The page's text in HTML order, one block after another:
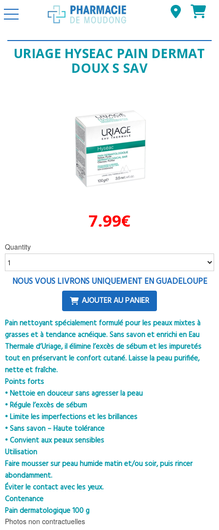
Basculer la navigation
URIAGE HYSEAC PAIN DERMAT
DOUX S SAV
7.99€
Quantity
NOUS VOUS LIVRONS UNIQUEMENT EN GUADELOUPE
AJOUTER AU PANIER
Pain nettoyant spécialement formulé pour les peaux mixtes à
grasses et à tendance acnéique. Sans savon et enrichi en Eau
Thermale d’Uriage, il élimine l’excès de sébum et les impuretés
tout en préservant le confort cutané. Laisse la peau purifiée,
nette et fraîche.
Points forts
• Nettoie en douceur sans agresser la peau
• Régule l’excès de sébum
• Limite les imperfections et les brillances
• Sans savon – Haute tolérance
• Convient aux peaux sensibles
Utilisation
Faire mousser sur peau humide matin et/ou soir, puis rincer
abondamment.
Éviter le contact avec les yeux.
Contenance
Pain dermatologique 100 g
Photos non contractuelles